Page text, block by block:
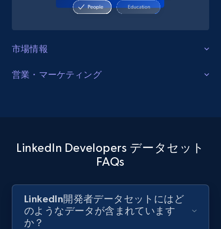
市場情報
競合分析とベンチマーク
ることは、採用戦略、報酬計画、市場ポジショニング
営業・マーケティング
B2D（ビジネス・トゥ・デベロッパー）サービスは、
理想的な顧客プロファイルを特定しリーチできます。
技術スタック、企業規模、職位で開発者を絞り込み、
ーン、製品ローンチ、営業アプローチ向けに高度にタ
ーゲティングされたリストを作成します。
LinkedIn Developers データセット
FAQs
LinkedIn開発者データセットにはど
のようなデータが含まれています
か？